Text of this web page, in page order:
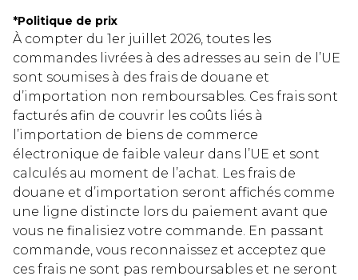
*Politique de prix
À compter du 1er juillet 2026, toutes les
commandes livrées à des adresses au sein de l’UE
sont soumises à des frais de douane et
d’importation non remboursables. Ces frais sont
facturés afin de couvrir les coûts liés à
l’importation de biens de commerce
électronique de faible valeur dans l’UE et sont
calculés au moment de l’achat. Les frais de
douane et d’importation seront affichés comme
une ligne distincte lors du paiement avant que
vous ne finalisiez votre commande. En passant
commande, vous reconnaissez et acceptez que
ces frais ne sont pas remboursables et ne seront